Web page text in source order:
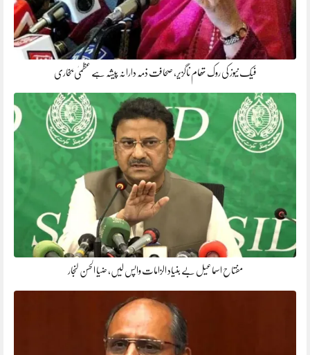
فیک نیوز کی روک تھام ناگزیر، صحافت ذمہ دارانہ پیشہ ہے عظمیٰ بخاری
مفتاح اسماعیل بے بنیاد الزامات واپس لیں، ضیا الحسن لنجار